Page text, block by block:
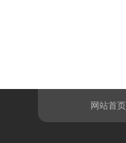
网站首页